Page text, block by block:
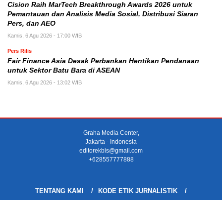
Cision Raih MarTech Breakthrough Awards 2026 untuk
Pemantauan dan Analisis Media Sosial, Distribusi Siaran
Pers, dan AEO
Kamis, 6 Agu 2026 - 17:00 WIB
Pers Rilis
Fair Finance Asia Desak Perbankan Hentikan Pendanaan
untuk Sektor Batu Bara di ASEAN
Kamis, 6 Agu 2026 - 13:02 WIB
Graha Media Center,
Jakarta - Indonesia
editorekbis@gmail.com
+628557777888
TENTANG KAMI KODE ETIK JURNALISTIK